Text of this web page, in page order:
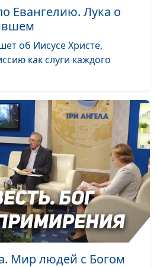
Елена Варнавская
Юлия Уткина, Николай
Кунцевич,
священнослужитель и
Юлия Уткина, Николай
Кунцевич,
священнослужитель и
Елена Варнавская
#19
Юлия Уткина, Николай
Кунцевич,
священнослужитель и
Елена Варнавская
#18
Юлия Уткина, Николай
Кунцевич,
#17
Евангелию. Лука о
об Иисусе Христе,
как слуги каждого
Мир людей с Богом